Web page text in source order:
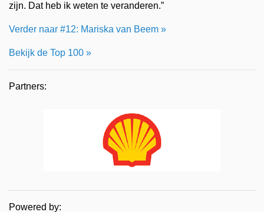
zijn. Dat heb ik weten te veranderen.”
Verder naar #12: Mariska van Beem »
Bekijk de Top 100 »
Partners:
Powered by: